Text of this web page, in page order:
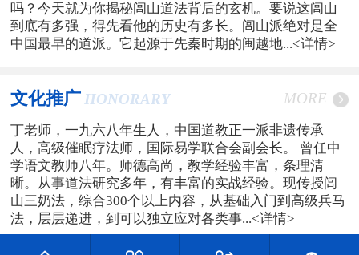
吗？今天就为你揭秘闾山道法背后的玄机。要说这闾山
到底有多强，得先看他的历史有多长。闾山派绝对是全
中国最早的道派。它起源于先秦时期的闽越地...<详情>
文化推广 HONORARY MORE
丁老师，一九六八年生人，中国道教正一派非遗传承
人，高级催眠疗法师，国际易学联合会副会长。 曾任中
学语文教师八年。师德高尚，教学经验丰富，条理清
晰。从事道法研究多年，有丰富的实战经验。现传授闾
山三奶法，综合300个以上内容，从基础入门到高级兵马
法，层层递进，到可以独立应对各类事...<详情>